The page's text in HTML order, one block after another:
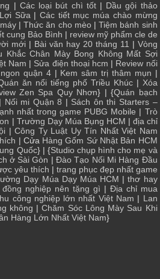
| Các loại bút chì tốt| Dầu gội thảo
Sữa| Các tiết mục múa chào mừng
|Thức ăn cho mèo|Tiệm bánh sinh
cung Bảo Bình | review mỹ phẩm cle de
mới| Bài văn hay 20 tháng 11 | Vòng
Khắc Chân Mày Bong Không Mất Sợi
Nam | Sửa điện thoại hcm | Review nối
quận 4| Kem sâm trị thâm mụn |
ăn nổi tiếng phố Triều Khúc| Xóa
Zen Spa Quy Nhơn} | {Quán bạch
| Nối mi Quận 8 | Sách ôn thi Starters –
nhất trong game PUBG Mobile | Trò
| Trường Dạy Múa Bụng HCM | địa chỉ
|Công Ty Luật Uy Tín Nhất Việt Nam
| Cửa Hàng Gốm Sứ Nhật Bản HCM
Quốc} | {Studio chụp hình cho mẹ và
ở Sài Gòn |Đào Tạo Nối Mi Hàng Đầu
yêu thích | trang phục đẹp nhất game
Dạy Múa Dạy Múa HCM |thơ hay
nghiệp nên tặng gì | Địa chỉ mua
công nghiệp lớn nhất Việt Nam | Lan
không |Chăm Sóc Lông Mày Sau Khi
Hàng Lớn Nhất Việt Nam}